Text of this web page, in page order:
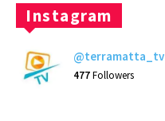
Instagram
@terramatta_tv
477Followers